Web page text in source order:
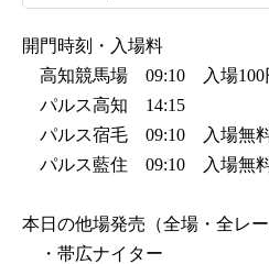
開門時刻・入場料
高知競馬場 09:10 入場100
パルス高知 14:15
パルス宿毛 09:10 入場無
パルス藍住 09:10 入場無料
本日の他場発売（全場・全レー
・帯広ナイター